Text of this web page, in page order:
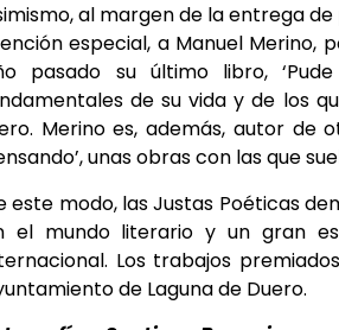
al margen de la entrega
especial, a Manuel Merino,
pasado su último libro,
de su vida y de los
Merino es, además, autor de
unas obras con las que
este modo, las Justas Poéticas
el mundo literario y un gran
Los trabajos
de Laguna de Duero.